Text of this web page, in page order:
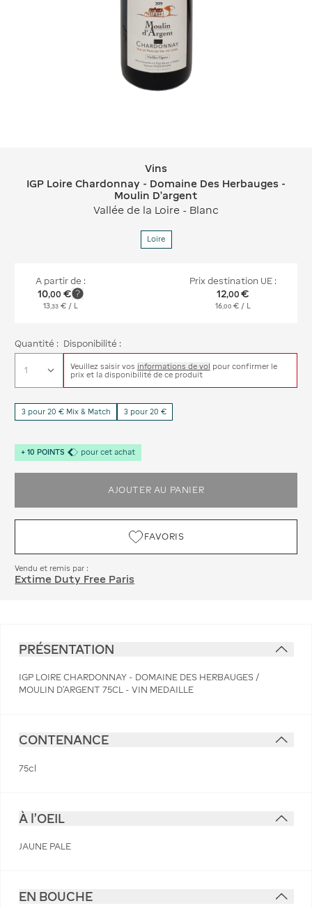
Vins IGP Loire Chardonnay -
Vins
IGP Loire Chardonnay - Domaine Des Herbauges -
Moulin D'argent
Vallée de la Loire - Blanc
Loire
A partir de :
10,00 €
13 ,33 € / L
Prix destination UE :
12,00 €
16, 00 € / L
Quantité : Disponibilité :
Veuillez saisir vos informations de vol pour confirmer le
prix et la disponibilité de ce produit
3 pour 20 € Mix & Match 3 pour 20 €
+ 10 POINTS pour cet achat
AJOUTER AU PANIER
FAVORIS
Vendu et remis par :
Extime Duty Free Paris
PRÉSENTATION
IGP LOIRE CHARDONNAY - DOMAINE DES HERBAUGES /
MOULIN D'ARGENT 75CL - VIN MEDAILLE
CONTENANCE
75cl
À l'OEIL
JAUNE PALE
EN BOUCHE